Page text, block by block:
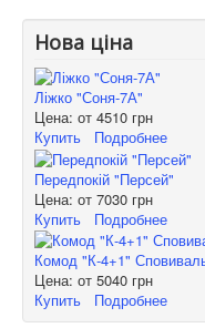
Нова ціна
Ліжко "Соня-7А"
Цена: от 4510 грн
Купить
Подробнее
Передпокій "Персей"
Цена: от 7030 грн
Купить
Подробнее
Комод "К-4+1"
Цена: от 5040 грн
Купить
Подробнее